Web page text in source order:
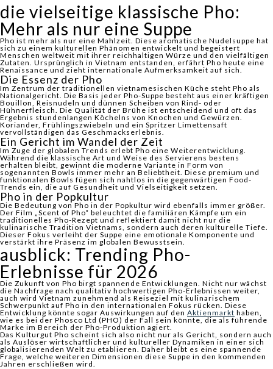
die vielseitige klassische Pho:
Mehr als nur eine Suppe
Pho ist mehr als nur eine Mahlzeit. Diese aromatische Nudelsuppe hat
sich zu einem kulturellen Phänomen entwickelt und begeistert
Menschen weltweit mit ihrer reichhaltigen Würze und den vielfältigen
Zutaten. Ursprünglich in Vietnam entstanden, erfährt Pho heute eine
Renaissance und zieht internationale Aufmerksamkeit auf sich.
Die Essenz der Pho
Im Zentrum der traditionellen vietnamesischen Küche steht Pho als
Nationalgericht. Die Basis jeder Pho-Suppe besteht aus einer kräftigen
Bouillon, Reisnudeln und dünnen Scheiben von Rind- oder
Hühnerfleisch. Die Qualität der Brühe ist entscheidend und oft das
Ergebnis stundenlangen Köchelns von Knochen und Gewürzen.
Koriander, Frühlingszwiebeln und ein Spritzer Limettensaft
vervollständigen das Geschmackserlebnis.
Ein Gericht im Wandel der Zeit
Im Zuge der globalen Trends erlebt Pho eine Weiterentwicklung.
Während die klassische Art und Weise des Servierens bestens
erhalten bleibt, gewinnt die moderne Variante in Form von
sogenannten Bowls immer mehr an Beliebtheit. Diese premium und
funktionalen Bowls fügen sich nahtlos in die gegenwärtigen Food-
Trends ein, die auf Gesundheit und Vielseitigkeit setzen.
Pho in der Popkultur
Die Bedeutung von Pho in der Popkultur wird ebenfalls immer größer.
Der Film „Scent of Pho“ beleuchtet die familiären Kämpfe um ein
traditionelles Pho-Rezept und reflektiert damit nicht nur die
kulinarische Tradition Vietnams, sondern auch deren kulturelle Tiefe.
Dieser Fokus verleiht der Suppe eine emotionale Komponente und
verstärkt ihre Präsenz im globalen Bewusstsein.
ausblick: Trending Pho-
Erlebnisse für 2026
Die Zukunft von Pho birgt spannende Entwicklungen. Nicht nur wächst
die Nachfrage nach qualitativ hochwertigen Pho-Erlebnissen weiter,
auch wird Vietnam zunehmend als Reiseziel mit kulinarischem
Schwerpunkt auf Pho in den internationalen Fokus rücken. Diese
Entwicklung könnte sogar Auswirkungen auf den Aktienmarkt haben,
wie es bei der Phosco Ltd (PHO) der Fall sein könnte, die als führende
Marke im Bereich der Pho-Produktion agiert.
Das Kulturgut Pho scheint sich also nicht nur als Gericht, sondern auch
als Auslöser wirtschaftlicher und kultureller Dynamiken in einer sich
globalisierenden Welt zu etablieren. Daher bleibt es eine spannende
Frage, welche weiteren Dimensionen diese Suppe in den kommenden
Jahren erschließen wird.